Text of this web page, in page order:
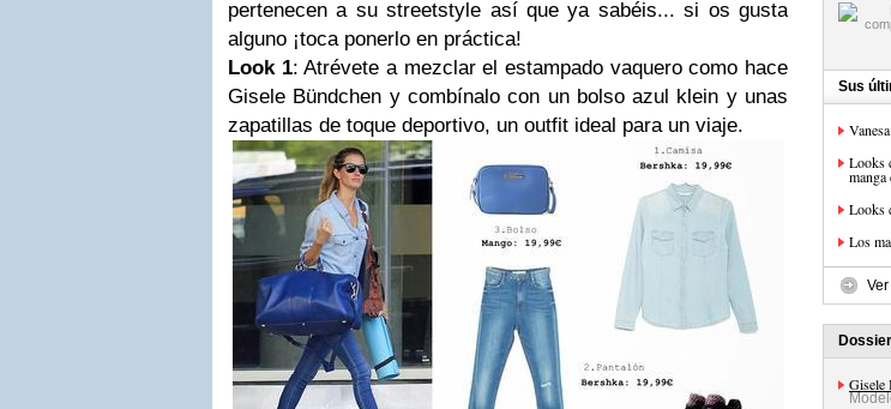
pertenecen a su streetstyle así que ya sabéis... si os gusta
alguno ¡toca ponerlo en práctica!
Look 1: Atrévete a mezclar el estampado vaquero como hace
Gisele Bündchen y combínalo con un bolso azul klein y unas
zapatillas de toque deportivo, un outfit ideal para un viaje.
Sus
Looks
manga
Looks
Los
Gisele